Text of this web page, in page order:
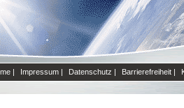
| Impressum | Datenschutz | Barrierefreiheit |